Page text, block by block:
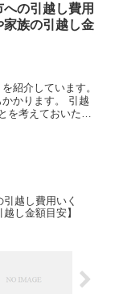
の引越し費用
家族の引越し金
紹介しています。
かります。 引越
を考えておいた方
越し費用いく
し金額目安】